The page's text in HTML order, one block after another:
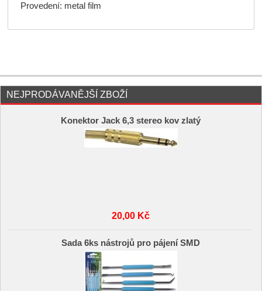
Provedení: metal film
NEJPRODÁVANĚJŠÍ ZBOŽÍ
Konektor Jack 6,3 stereo kov zlatý
20,00 Kč
Sada 6ks nástrojů pro pájení SMD